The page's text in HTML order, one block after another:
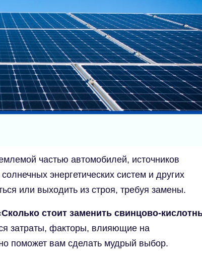
частью автомобилей, источников
энергетических систем и других
или выходить из строя, требуя замены.
Сколько стоит заменить свинцово-
затраты, факторы, влияющие на
поможет вам сделать мудрый выбор.